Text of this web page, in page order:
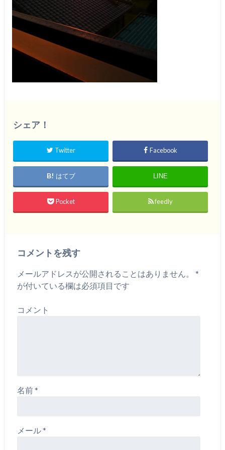
シェア！
Twitter Facebook
はてブ LINE
Pocket feedly
コメントを残す
メールアドレスが公開されることはありません。
*
が付いている欄は必須項目です
コメント
名前*
メール*